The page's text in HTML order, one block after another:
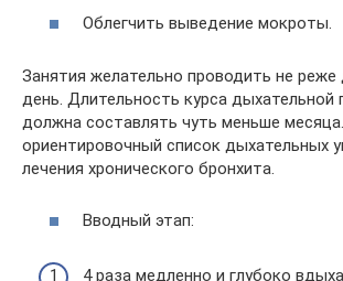
Облегчить выведение мокроты.
Занятия желательно проводить не реже
день. Длительность курса дыхательной
должна составлять чуть меньше
ориентировочный список дыхательных
лечения хронического бронхита.
Вводный этап:
4 раза медленно и глубоко